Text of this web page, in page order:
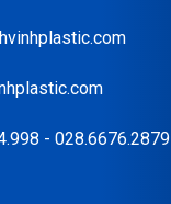
- 028.6676.2879